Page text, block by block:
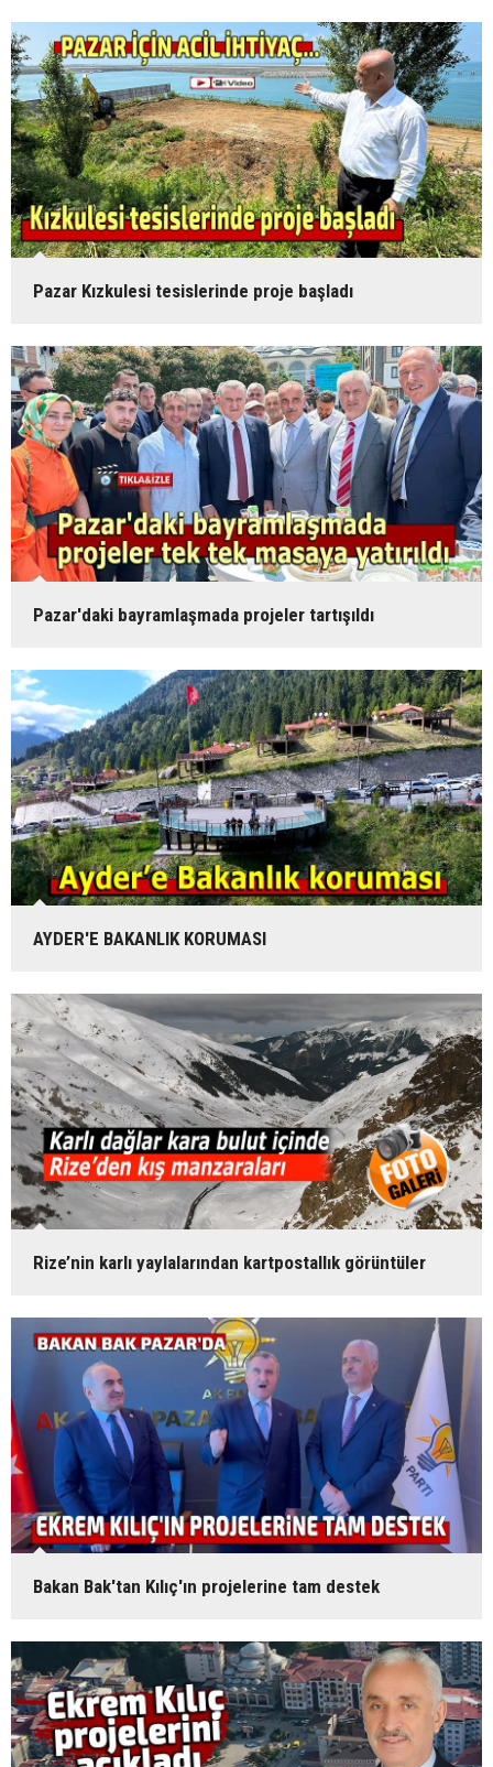
Pazar Kızkulesi tesislerinde proje başladı
Pazar'daki bayramlaşmada projeler tartışıldı
AYDER'E BAKANLIK KORUMASI
Rize’nin karlı yaylalarından kartpostallık görüntüler
Bakan Bak'tan Kılıç'ın projelerine tam destek